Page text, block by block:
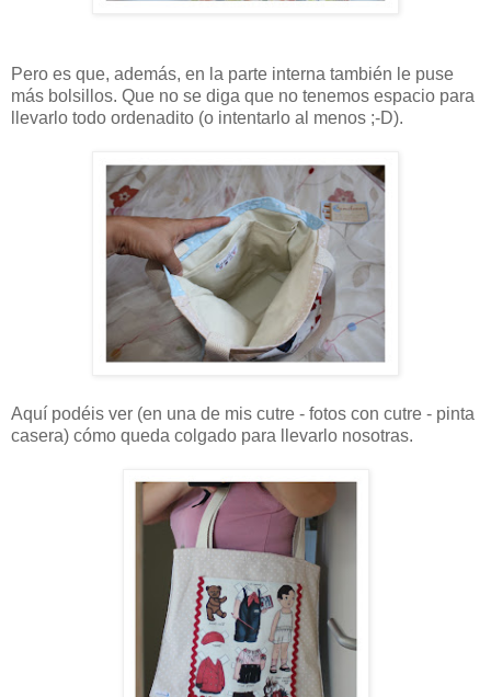
Pero es que, además, en la parte interna también le puse
más bolsillos. Que no se diga que no tenemos espacio para
llevarlo todo ordenadito (o intentarlo al menos ;-D).
Aquí podéis ver (en una de mis cutre - fotos con cutre - pinta
casera) cómo queda colgado para llevarlo nosotras.